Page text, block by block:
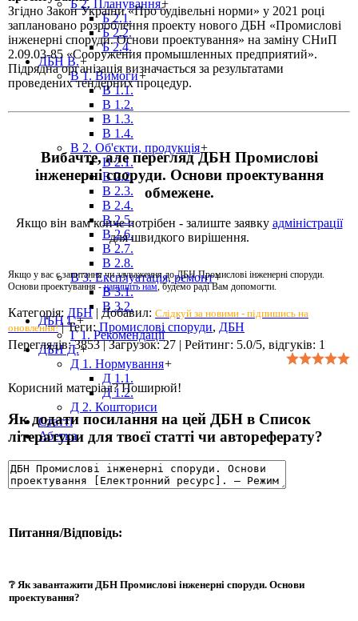
Б 2. Планування+
Б 2.1.
Б 2.2.
Б 2.4.
ДБН В.+
В 1. Вимоги+
В 1.1.
В 1.2.
В 1.3.
В 1.4.
В 2. Об'єкти, продукція+
В 2.1.
В 2.2.
В 2.3.
В 2.4.
В 2.5.
В 2.6.
В 2.7.
В 2.8.
В 3. Експлуатація, ремонт+
В 3.1.
В 3.2.
ДБН Г.+
Г 1. Рекомендації
ДБН Д.+
Д 1. Нормування+
Д 1.1.
Д 1.2.
Д 2. Кошториси
Статті
Абетка
Згідно Закон України «Про будівельні норми» у 2021 році
заплановано розроблення проекту нового ДБН «Промислові
інженерні споруди. Основи проектування» на заміну СНиП
2.09.03-85 «Сооружения промышленных предприятий».
Підрядна організація визначається за результатами
проведених тендерних процедур.
Вибачте, але перегляд ДБН Промислові
інженерні споруди. Основи проектування
обмежене.
Якщо він вам конче потрібен - залиште заявку адміністрації
для швидкого вирішення.
Якщо у вас є запитання чи зауваження до ДБН Промислові інженерні споруди.
Основи проектування -напишіть нам, будемо раді Вам допомогти.
Категорія: ДБН| Добавил: Слідкуй за новими - підпишись на
оновлення! |Теги: Промислові споруди, ДБН
Переглядів: 3853|Загрузок: 27 | Рейтинг: 5.0/5, відгуків: 1
Корисний матеріал? Поширюй!
Як додати посилання на цей ДБН в Список
літератури для твоєї статті чи автореферату?
Питання/Відповідь:
❔ Як завантажити ДБН Промислові інженерні споруди. Основи
проектування?